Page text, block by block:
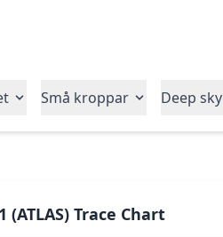
Små kroppar Deep sky
(ATLAS) Trace Chart